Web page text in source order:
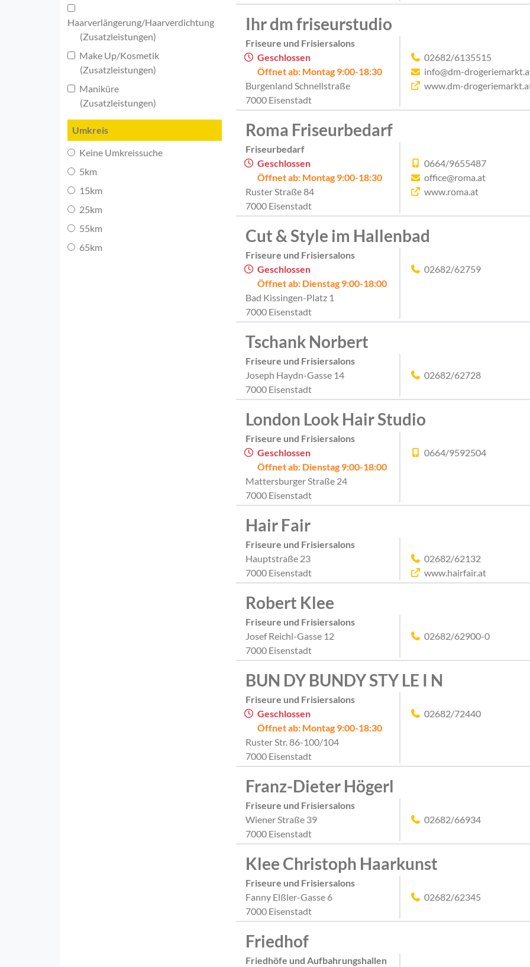
Haarverlängerung/Haarverdichtung
(Zusatzleistungen)
Make Up/Kosmetik
(Zusatzleistungen)
Maniküre
(Zusatzleistungen)
Umkreis
Keine Umkreissuche
5km
15km
25km
55km
65km
Ihr dm friseurstudio
Friseure und Frisiersalons
Geschlossen
Öffnet ab: Montag 9:00-18:30
Burgenland Schnellstraße
7000 Eisenstadt
02682/6135515
info@dm-
www.dm-
Roma Friseurbedarf
Friseurbedarf
Geschlossen
Öffnet ab: Montag 9:00-18:30
Ruster Straße 84
7000 Eisenstadt
0664/9655487
office@roma.at
www.roma.at
Cut & Style im Hallenbad
Friseure und Frisiersalons
Geschlossen
Öffnet ab: Dienstag 9:00-18:00
Bad Kissingen-Platz 1
7000 Eisenstadt
02682/62759
Tschank Norbert
Friseure und Frisiersalons
Joseph Haydn-Gasse 14
7000 Eisenstadt
02682/62728
London Look Hair Studio
Friseure und Frisiersalons
Geschlossen
Öffnet ab: Dienstag 9:00-18:00
Mattersburger Straße 24
7000 Eisenstadt
0664/9592504
Hair Fair
Friseure und Frisiersalons
Hauptstraße 23
7000 Eisenstadt
02682/62132
www.hairfair.at
Robert Klee
Friseure und Frisiersalons
Josef Reichl-Gasse 12
7000 Eisenstadt
02682/62900-0
BUN DY BUNDY STY LE I N
Friseure und Frisiersalons
Geschlossen
Öffnet ab: Montag 9:00-18:30
Ruster Str. 86-100/104
7000 Eisenstadt
02682/72440
Franz-Dieter Högerl
Friseure und Frisiersalons
Wiener Straße 39
7000 Eisenstadt
02682/66934
Klee Christoph Haarkunst
Friseure und Frisiersalons
Fanny Elßler-Gasse 6
7000 Eisenstadt
02682/62345
Friedhof
Friedhöfe und Aufbahrungshallen